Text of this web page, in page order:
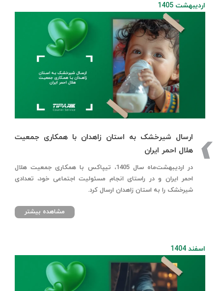
اردیبهشت 1405
ارسال شیرخشک به استان زاهدان با همکاری جمعیت
هلال احمر ایران
در اردیبهشت‌ماه سال 1405، تیپاکس با همکاری جمعیت هلال
احمر ایران و در راستای انجام مسئولیت اجتماعی خود، تعدادی
شیرخشک را به استان زاهدان ارسال کرد.
مشاهده بیشتر
اسفند 1404